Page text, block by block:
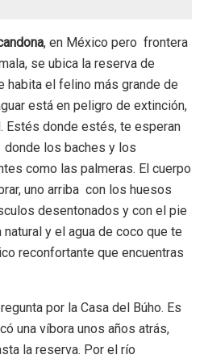
, en México pero frontera
se ubica la reserva de
habita el felino más grande de
está en peligro de extinción,
Estés donde estés, te esperan
los baches y los
como las palmeras. El cuerpo
uno arriba con los huesos
desentonados y con el pie
y el agua de coco que te
reconfortante que encuentras
por la Casa del Búho. Es
una víbora unos años atrás,
la reserva. Por el río